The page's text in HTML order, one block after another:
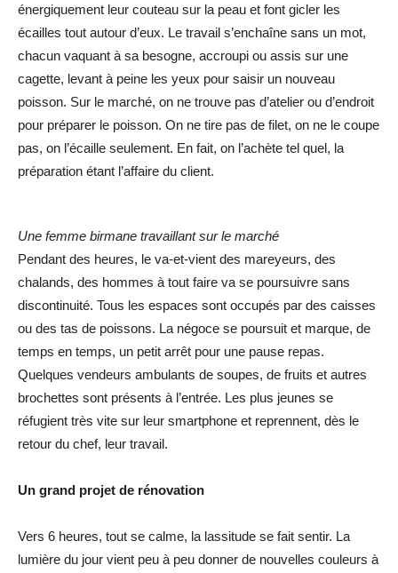
énergiquement leur couteau sur la peau et font gicler les
écailles tout autour d’eux. Le travail s’enchaîne sans un mot,
chacun vaquant à sa besogne, accroupi ou assis sur une
cagette, levant à peine les yeux pour saisir un nouveau
poisson. Sur le marché, on ne trouve pas d’atelier ou d’endroit
pour préparer le poisson. On ne tire pas de filet, on ne le coupe
pas, on l’écaille seulement. En fait, on l’achète tel quel, la
préparation étant l’affaire du client.
Une femme birmane travaillant sur le marché
Pendant des heures, le va-et-vient des mareyeurs, des
chalands, des hommes à tout faire va se poursuivre sans
discontinuité. Tous les espaces sont occupés par des caisses
ou des tas de poissons. La négoce se poursuit et marque, de
temps en temps, un petit arrêt pour une pause repas.
Quelques vendeurs ambulants de soupes, de fruits et autres
brochettes sont présents à l’entrée. Les plus jeunes se
réfugient très vite sur leur smartphone et reprennent, dès le
retour du chef, leur travail.
Un grand projet de rénovation
Vers 6 heures, tout se calme, la lassitude se fait sentir. La
lumière du jour vient peu à peu donner de nouvelles couleurs à